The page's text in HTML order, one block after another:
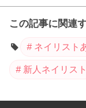
この記事に関連
ネイリスト
新人ネイリスト